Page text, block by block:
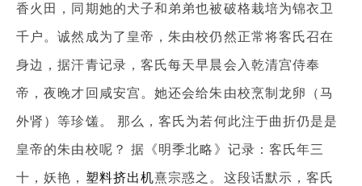
香火田，同期她的犬子和弟弟也被破格栽培为锦衣卫
千户。诚然成为了皇帝，朱由校仍然正常将客氏召在
身边，据汗青记录，客氏每天早晨会入乾清宫侍奉
帝，夜晚才回咸安宫。她还会给朱由校烹制龙卵（马
外肾）等珍馐。 那么，客氏为若何此注于曲折仍是是
皇帝的朱由校呢？ 据《明季北略》记录：客氏年三
十，妖艳， 塑料挤出机熹宗惑之。这段话默示，客氏